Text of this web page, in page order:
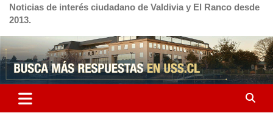
Noticias de interés ciudadano de Valdivia y El Ranco desde
2013.